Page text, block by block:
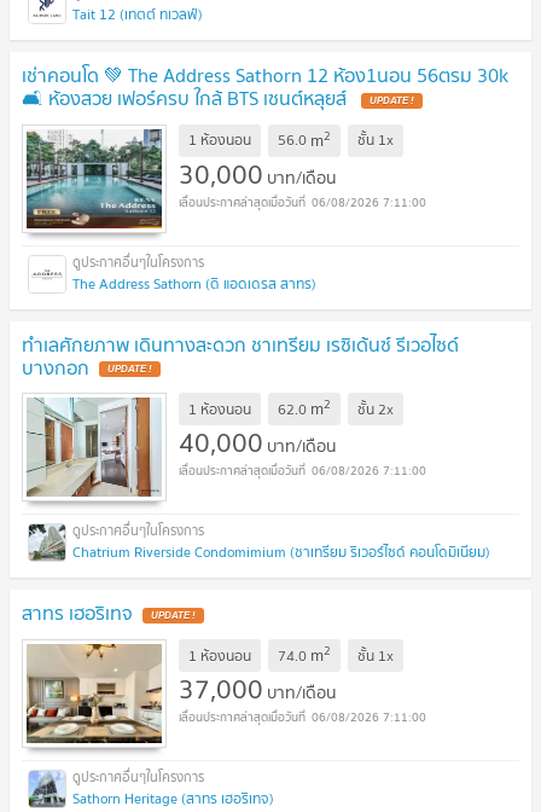
Tait 12 (เทตต์ ทเวลฟ์)
เช่าคอนโด 💚 The Address Sathorn 12 ห้อง1นอน 56ตรม 30k
🛋️ ห้องสวย เฟอร์ครบ ใกล้ BTS เซนต์หลุยส์
1 ห้องนอน 56.0 m2 ชั้น 1x
30,000 บาท/เดือน
06/08/2026 7:11:00
The Address Sathorn (ดิ แอดเดรส สาทร)
ทำเลศักยภาพ เดินทางสะดวก ชาเทรียม เรซิเด้นซ์ รีเวอไซด์
บางกอก
1 ห้องนอน 62.0 m2 ชั้น2x
40,000 บาท/เดือน
06/08/2026 7:11:00
Chatrium Riverside Condomimium (ชาเทรียม ริเวอร์ไซด์ คอนโดมิเนียม)
สาทร เฮอริเทจ
1 ห้องนอน 74.0 m2 ชั้น 1x
37,000 บาท/เดือน
06/08/2026 7:11:00
Sathorn Heritage (สาทร เฮอริเทจ)